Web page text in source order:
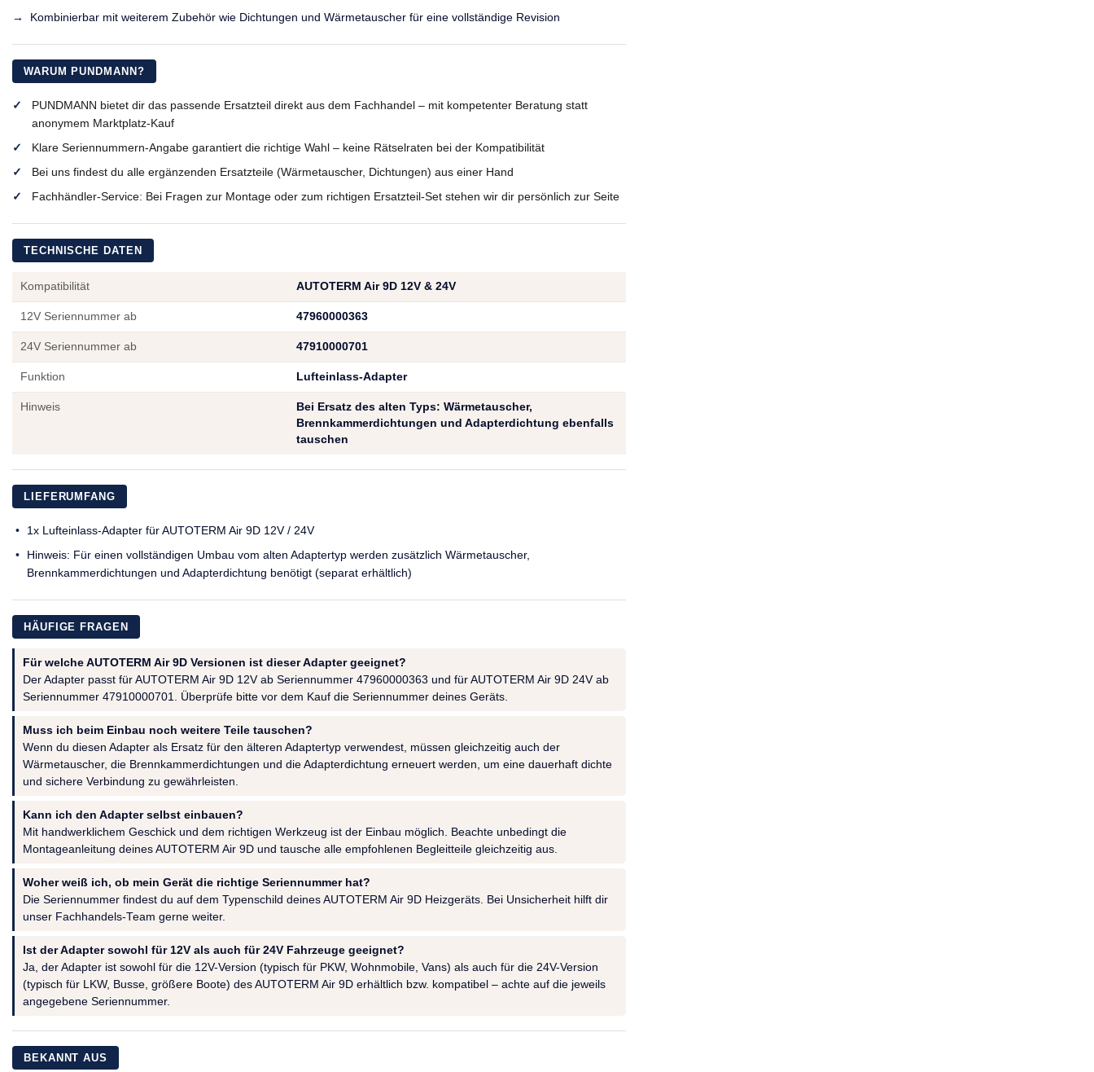
Kombinierbar mit weiterem Zubehör wie Dichtungen und Wärmetauscher für eine vollständige Revision
WARUM PUNDMANN?
PUNDMANN bietet dir das passende Ersatzteil direkt aus dem Fachhandel – mit kompetenter Beratung statt
anonymem Marktplatz-Kauf
Klare Seriennummern-Angabe garantiert die richtige Wahl – keine Rätselraten bei der Kompatibilität
Bei uns findest du alle ergänzenden Ersatzteile (Wärmetauscher, Dichtungen) aus einer Hand
Fachhändler-Service: Bei Fragen zur Montage oder zum richtigen Ersatzteil-Set stehen wir dir persönlich zur Seite
TECHNISCHE DATEN
Kompatibilität AUTOTERM Air 9D 12V & 24V
12V Seriennummer ab 47960000363
24V Seriennummer ab 47910000701
Funktion Lufteinlass-Adapter
Hinweis
Bei Ersatz des alten Typs: Wärmetauscher,
Brennkammerdichtungen und Adapterdichtung ebenfalls
tauschen
LIEFERUMFANG
1x Lufteinlass-Adapter für AUTOTERM Air 9D 12V / 24V
Hinweis: Für einen vollständigen Umbau vom alten Adaptertyp werden zusätzlich Wärmetauscher,
Brennkammerdichtungen und Adapterdichtung benötigt (separat erhältlich)
HÄUFIGE FRAGEN
Für welche AUTOTERM Air 9D Versionen ist dieser Adapter geeignet?
Der Adapter passt für AUTOTERM Air 9D 12V ab Seriennummer 47960000363 und für AUTOTERM Air 9D 24V ab
Seriennummer 47910000701. Überprüfe bitte vor dem Kauf die Seriennummer deines Geräts.
Muss ich beim Einbau noch weitere Teile tauschen?
Wenn du diesen Adapter als Ersatz für den älteren Adaptertyp verwendest, müssen gleichzeitig auch der
Wärmetauscher, die Brennkammerdichtungen und die Adapterdichtung erneuert werden, um eine dauerhaft dichte
und sichere Verbindung zu gewährleisten.
Kann ich den Adapter selbst einbauen?
Mit handwerklichem Geschick und dem richtigen Werkzeug ist der Einbau möglich. Beachte unbedingt die
Montageanleitung deines AUTOTERM Air 9D und tausche alle empfohlenen Begleitteile gleichzeitig aus.
Woher weiß ich, ob mein Gerät die richtige Seriennummer hat?
Die Seriennummer findest du auf dem Typenschild deines AUTOTERM Air 9D Heizgeräts. Bei Unsicherheit hilft dir
unser Fachhandels-Team gerne weiter.
Ist der Adapter sowohl für 12V als auch für 24V Fahrzeuge geeignet?
Ja, der Adapter ist sowohl für die 12V-Version (typisch für PKW, Wohnmobile, Vans) als auch für die 24V-Version
(typisch für LKW, Busse, größere Boote) des AUTOTERM Air 9D erhältlich bzw. kompatibel – achte auf die jeweils
angegebene Seriennummer.
BEKANNT AUS